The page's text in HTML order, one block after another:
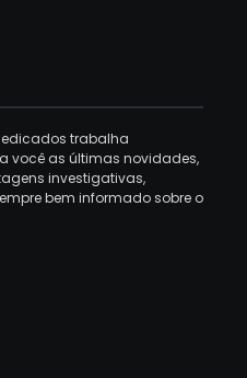
trabalha
você as últimas novidades,
investigativas,
bem informado sobre o